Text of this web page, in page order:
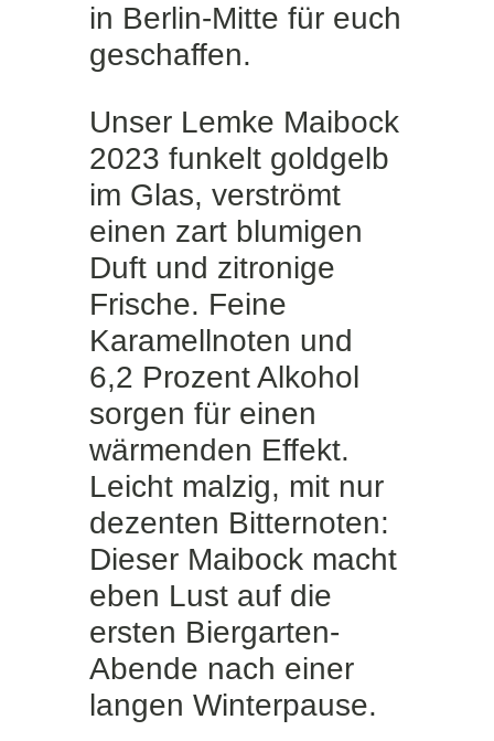
in Berlin-Mitte für euch
geschaffen.
Unser Lemke Maibock
2023 funkelt goldgelb
im Glas, verströmt
einen zart blumigen
Duft und zitronige
Frische. Feine
Karamellnoten und
6,2 Prozent Alkohol
sorgen für einen
wärmenden Effekt.
Leicht malzig, mit nur
dezenten Bitternoten:
Dieser Maibock macht
eben Lust auf die
ersten Biergarten-
Abende nach einer
langen Winterpause.